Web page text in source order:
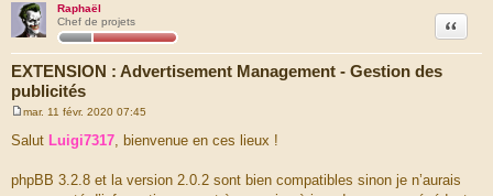
Raphaël
Chef de projets
EXTENSION : Advertisement Management - Gestion des
publicités
Citation
e
s
a
g
mar. 11 févr. 2020 07:45
Salut Luigi7317, bienvenue en ces lieux !
phpBB 3.2.8 et la version 2.0.2 sont bien compatibles sinon je n’aurais